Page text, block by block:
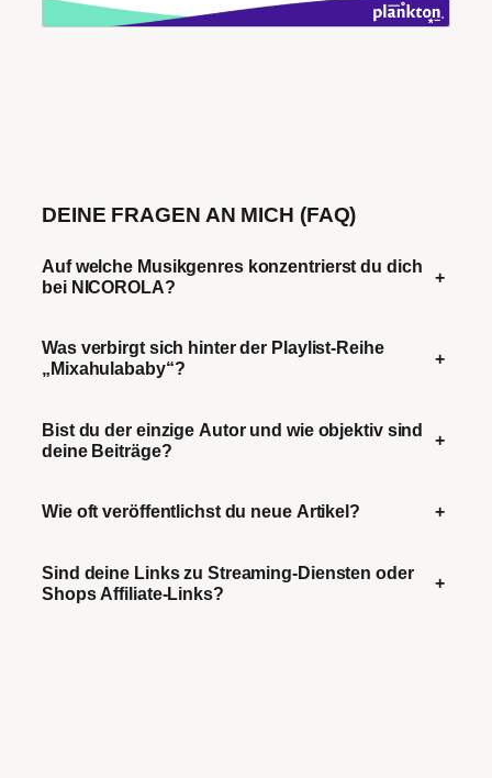
DEINE FRAGEN AN MICH (FAQ)
Auf welche Musikgenres konzentrierst du dich
bei NICOROLA?
+
Was verbirgt sich hinter der Playlist-Reihe
„Mixahulababy“?
+
Bist du der einzige Autor und wie objektiv sind
deine Beiträge?
+
Wie oft veröffentlichst du neue Artikel? +
Sind deine Links zu Streaming-Diensten oder
Shops Affiliate-Links?
+